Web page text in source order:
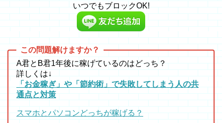
いつでもブロックOK!
A君とB君1年後に稼げているのはどっち？
詳しくは↓
「お金稼ぎ」や「節約術」で失敗してしまう人の共
通点と対策
スマホとパソコンどっちが稼げる？